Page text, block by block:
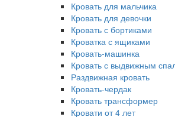
Кровать для мальчика
Кровать для девочки
Кровать с бортиками
Кроватка с ящиками
Кровать-машинка
Кровать с выдвижным
Раздвижная кровать
Кровать-чердак
Кровать трансформер
Кровати от 4 лет